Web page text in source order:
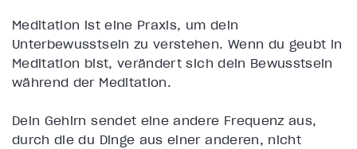
Meditation ist eine Praxis, um dein
Unterbewusstsein zu verstehen. Wenn du geübt in
Meditation bist, verändert sich dein Bewusstsein
während der Meditation.
Dein Gehirn sendet eine andere Frequenz aus,
durch die du Dinge aus einer anderen, nicht